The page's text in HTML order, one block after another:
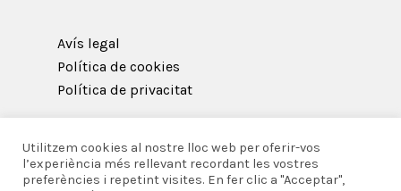
Avís legal
Política de cookies
Política de privacitat
© 2026 Acadèmia Catalana de Gastronomia i
Utilitzem cookies al nostre lloc web per oferir-vos
l’experiència més rellevant recordant les vostres
preferències i repetint visites. En fer clic a "Acceptar",